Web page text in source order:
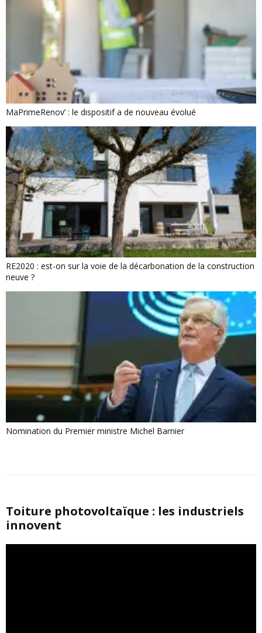
MaPrimeRenov’ : le dispositif a de nouveau évolué
RE2020 : est-on sur la voie de la décarbonation de la construction
neuve ?
Nomination du Premier ministre Michel Barnier
Toiture photovoltaïque : les industriels
innovent